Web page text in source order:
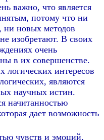
важно, что является
потому что ни
ни новых методов
изобретают. В своих
очень
в их совершенстве.
логических интересов
являются
научных истин.
начитанностью
дает возможность
чувств и эмоций,